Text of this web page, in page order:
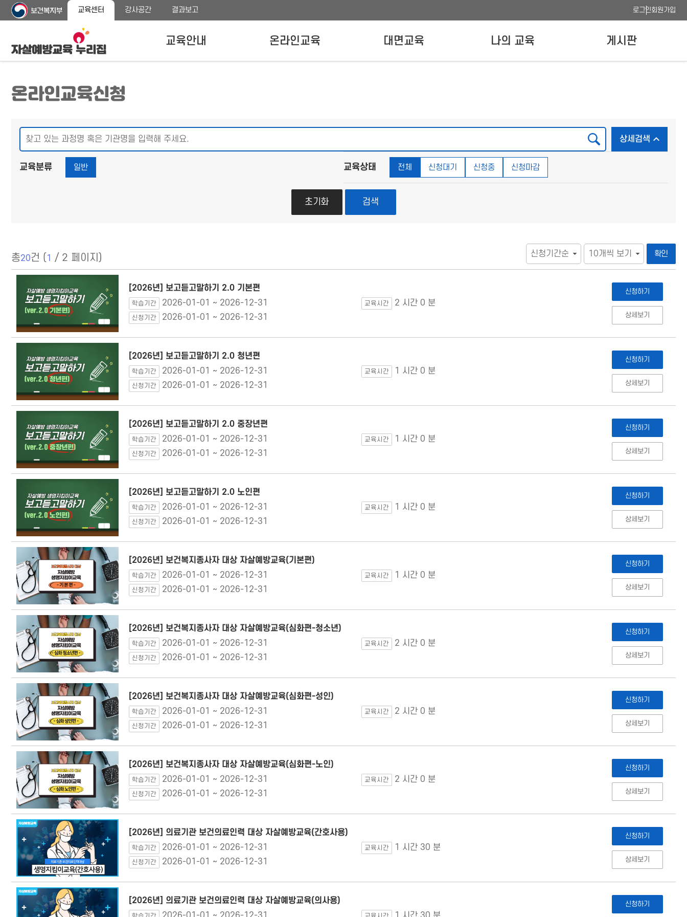
뉴
기
바
교육센터 강사공간 결과보고 로그인회원가입
교육안내
프로그램 종류
온라인교육 대면교육 나의 교육 게시판
사이트맵
웹접근성 품질인증
온라인교육신청
검색
상세검색 상세검색
교육분류 일반 교육상태 전체 신청대기 신청중 신청마감
초기화 검색
총20건 ( 1 / 2 페이지) 확인
[2026년] 보고듣고말하기 2.0 기본편
학습기간 2026-01-01 ~ 2026-12-31 교육시간 2 시간 0 분
신청기간 2026-01-01 ~ 2026-12-31
신청하기
상세보기
[2026년] 보고듣고말하기 2.0 청년편
학습기간 2026-01-01 ~ 2026-12-31 교육시간 1 시간 0 분
신청기간 2026-01-01 ~ 2026-12-31
신청하기
상세보기
[2026년] 보고듣고말하기 2.0 중장년편
학습기간 2026-01-01 ~ 2026-12-31 교육시간 1 시간 0 분
신청기간 2026-01-01 ~ 2026-12-31
신청하기
상세보기
[2026년] 보고듣고말하기 2.0 노인편
학습기간 2026-01-01 ~ 2026-12-31 교육시간 1 시간 0 분
신청기간 2026-01-01 ~ 2026-12-31
신청하기
상세보기
[2026년] 보건복지종사자 대상 자살예방교육(기본편)
학습기간 2026-01-01 ~ 2026-12-31 교육시간 1 시간 0 분
신청기간 2026-01-01 ~ 2026-12-31
신청하기
상세보기
[2026년] 보건복지종사자 대상 자살예방교육(심화편-청소년)
학습기간 2026-01-01 ~ 2026-12-31 교육시간 2 시간 0 분
신청기간 2026-01-01 ~ 2026-12-31
신청하기
상세보기
[2026년] 보건복지종사자 대상 자살예방교육(심화편-성인)
학습기간 2026-01-01 ~ 2026-12-31 교육시간 2 시간 0 분
신청기간 2026-01-01 ~ 2026-12-31
신청하기
상세보기
[2026년] 보건복지종사자 대상 자살예방교육(심화편-노인)
학습기간 2026-01-01 ~ 2026-12-31 교육시간 2 시간 0 분
신청기간 2026-01-01 ~ 2026-12-31
신청하기
상세보기
[2026년] 의료기관 보건의료인력 대상 자살예방교육(간호사용)
학습기간 2026-01-01 ~ 2026-12-31 교육시간 1 시간 30 분
신청기간 2026-01-01 ~ 2026-12-31
신청하기
상세보기
[2026년] 의료기관 보건의료인력 대상 자살예방교육(의사용) 신청하기